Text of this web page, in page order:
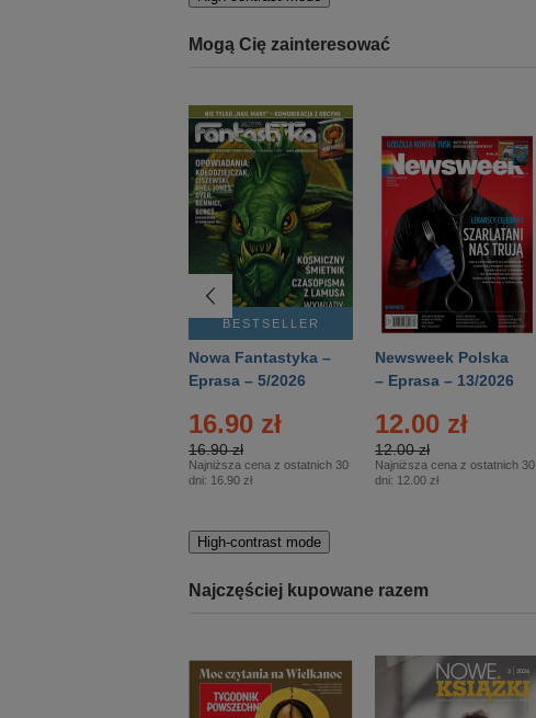
Mogą Cię zainteresować
BESTSELLER
Nowa Fantastyka –
Eprasa – 5/2026
16.90 zł
16.90 zł
Najniższa cena z ostatnich 30
dni: 16.90 zł
Newsweek Polska
– Eprasa – 13/2026
12.00 zł
12.00 zł
Najniższa cena z ostatnich 30
dni: 12.00 zł
High-contrast mode
Najczęściej kupowane razem